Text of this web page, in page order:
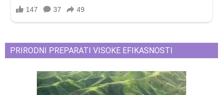
PRIRODNI PREPARATI VISOKE EFIKASNOSTI